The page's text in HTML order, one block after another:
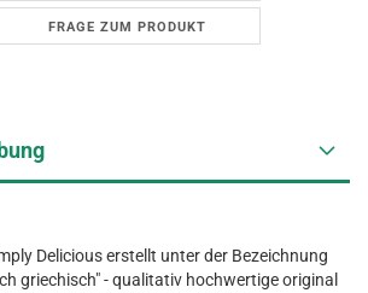
FRAGE ZUM PRODUKT
Delicious erstellt unter der Bezeichnung
griechisch" - qualitativ hochwertige original